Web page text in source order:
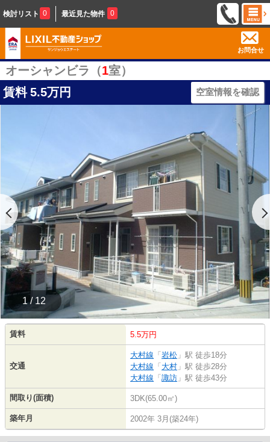
検討リスト 0 最近見た物件 0
お問合せ
オーシャンビラ（1室）
賃料 5.5万円 空室情報を確認
1 / 12
賃料 5.5万円
交通
大村線 「 岩松 」駅 徒歩18分
大村線 「 大村 」駅 徒歩28分
大村線 「 諏訪 」駅 徒歩43分
間取り(面積) 3DK(65.00㎡)
築年月 2002年 3月(築24年)